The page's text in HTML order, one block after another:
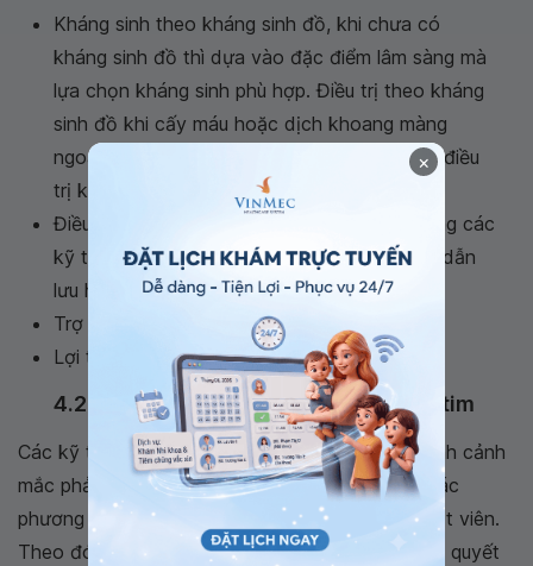
Kháng sinh theo kháng sinh đồ, khi chưa có
kháng sinh đồ thì dựa vào đặc điểm lâm sàng mà
lựa chọn kháng sinh phù hợp. Điều trị theo kháng
sinh đồ khi cấy máu hoặc dịch khoang màng
ngoài tim theo vi khuẩn gây bệnh. Thời gian điều
trị kháng sinh thường điều trị từ 2 -4 tuần.
Điều trị mủ, nhiễm khuẩn màng ngoài tim bằng các
kỹ thuật như chọc hút dịch màng ngoài tim, dẫn
lưu hoặc phẫu thuật.
Trợ tim: khi có dấu hiệu suy tim
Lợi tiểu: khi có dấu hiệu suy tim hoặc ép tim.
4.2 Kỹ thuật làm sạch mủ màng ngoài tim
Các kỹ thuật này sẽ được cân nhắc tùy vào bệnh cảnh
mắc phải, thể trạng bệnh nhi cũng như sẵn có các
phương tiện cần thiết và tay nghề của phẫu thuật viên.
Theo đó, những thủ thuật hay phẫu thuật để giải quyết
×